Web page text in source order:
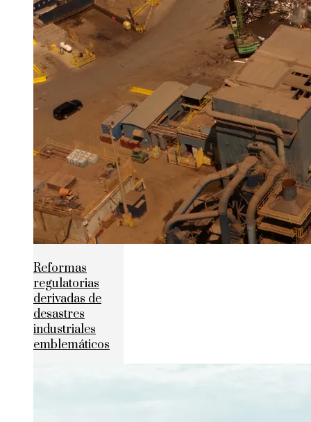
Reformas
regulatorias
derivadas de
desastres
industriales
emblemáticos